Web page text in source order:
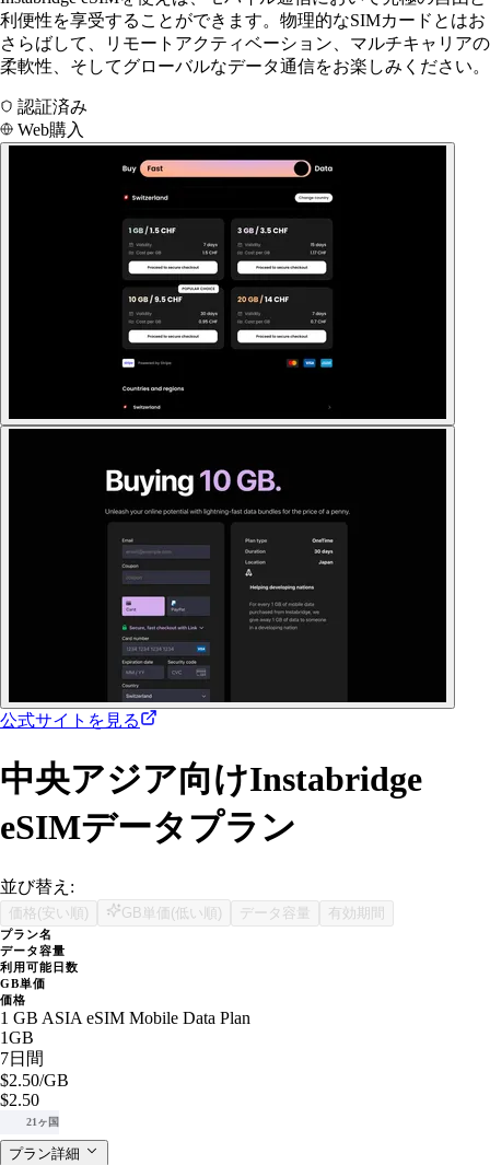
利便性を享受することができます。物理的なSIMカードとはお
さらばして、リモートアクティベーション、マルチキャリアの
柔軟性、そしてグローバルなデータ通信をお楽しみください。
認証済み
Web購入
公式サイトを見る
中央アジア向けInstabridge
eSIMデータプラン
並び替え:
価格(安い順) GB単価(低い順) データ容量 有効期間
プラン名
データ容量
利用可能日数
GB単価
価格
1 GB ASIA eSIM Mobile Data Plan
1GB
7日間
$2.50/GB
$2.50
21ヶ国
プラン詳細